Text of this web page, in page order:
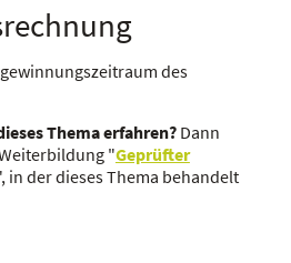
des
Thema erfahren?Dann
"Geprüfter
in der dieses Thema behandelt